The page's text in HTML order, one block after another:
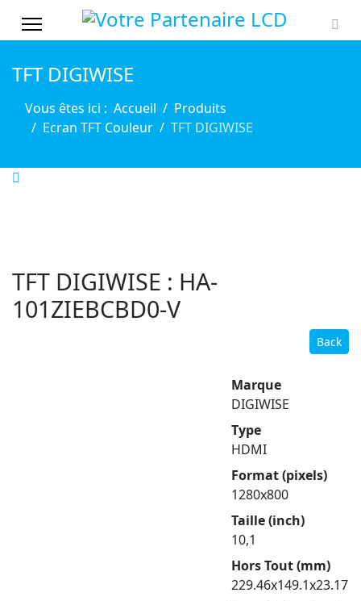
TFT DIGIWISE
Vous êtes ici : Accueil
Produits
Ecran TFT Couleur
TFT DIGIWISE
TFT DIGIWISE : HA-
101ZIEBCBD0-V
Back
Marque
DIGIWISE
Type
HDMI
Format (pixels)
1280x800
Taille (inch)
10,1
Hors Tout (mm)
229.46x149.1x23.17